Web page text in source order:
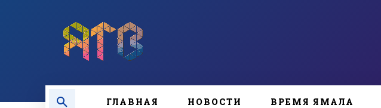
ГЛАВНАЯ НОВОСТИ ВРЕМЯ ЯМАЛА